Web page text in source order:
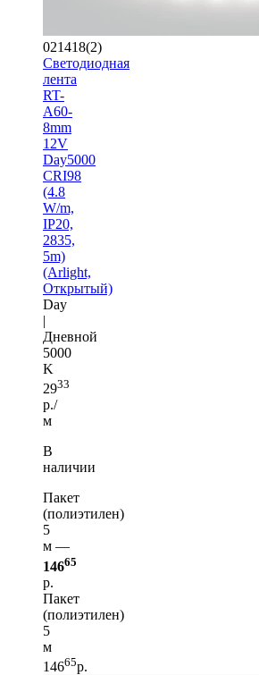
021418(2)
Светодиодная
лента
RT-
A60-
8mm
12V
Day5000
CRI98
(4.8
W/m,
IP20,
2835,
5m)
(Arlight,
Открытый)
Day
|
Дневной
5000
K
2933
р./
м
В
наличии
Пакет
(полиэтилен)
5
м —
14665
р.
Пакет
(полиэтилен)
5
м
14665р.